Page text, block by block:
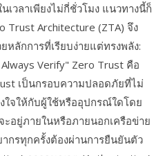
เวลาเพียงไม่กี่ชั่วโมง แนวทางนี้ก็
Trust Architecture (ZTA) จึง
หลักการที่เรียบง่ายแต่ทรงพลัง:
Verify" Zero Trust คือ
เป็นกรอบความปลอดภัยที่ไม่
ใจให้กับผู้ใช้หรืออุปกรณ์ใดโดย
อยู่ภายในหรือภายนอกเครือข่าย
ากรทุกครั้งต้องผ่านการยืนยันตัว